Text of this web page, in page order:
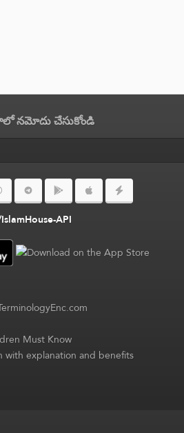
చేసుకోండి
API
Must Know
with explanation and benefits